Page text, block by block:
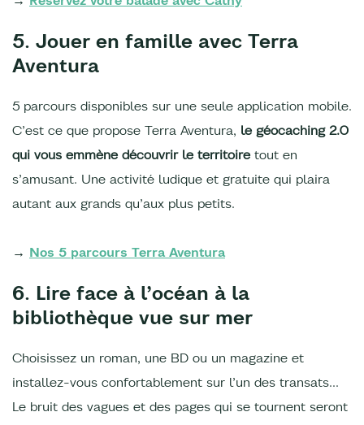
5. Jouer en famille avec Terra
Aventura
5 parcours disponibles sur une seule application mobile.
C’est ce que propose Terra Aventura, le géocaching 2.0
qui vous emmène découvrir le territoiretout en
s’amusant. Une activité ludique et gratuite qui plaira
autant aux grands qu’aux plus petits.
→ Nos 5 parcours Terra Aventura
6. Lire face à l’océan à la
bibliothèque vue sur mer
Choisissez un roman, une BD ou un magazine et
installez-vous confortablement sur l’un des transats…
Le bruit des vagues et des pages qui se tournent seront